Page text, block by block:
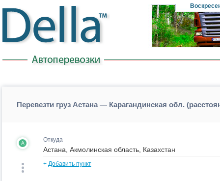
Перевезти груз Астана — Карагандинская обл.
A Откуда
+ Добавить пункт